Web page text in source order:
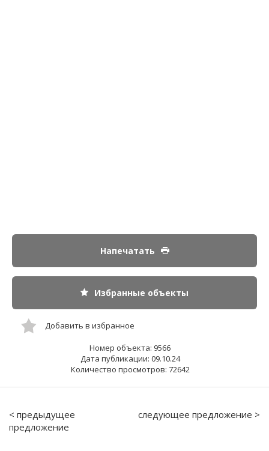
Напечатать
Избранные объекты
Добавить в избранное
Номер объекта: 9566
Дата публикации: 09.10.24
Количество просмотров: 72642
< предыдущее
предложение
следующее предложение >